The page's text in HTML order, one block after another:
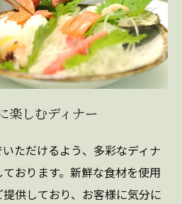
楽しむディナー
ただけるよう、多彩なディナ
おります。新鮮な食材を使用
供しており、お客様に気分に